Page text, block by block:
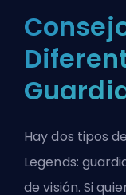
Hay dos tipos
Legends:
de visión. Si